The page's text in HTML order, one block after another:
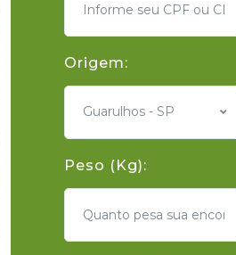
Origem:
Guarulhos - SP
Peso (Kg):